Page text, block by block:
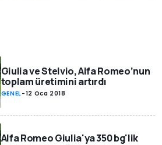
Giulia ve Stelvio, Alfa Romeo’nun
toplam üretimini artırdı
GENEL-12 Oca 2018
Alfa Romeo Giulia'ya 350 bg'lik